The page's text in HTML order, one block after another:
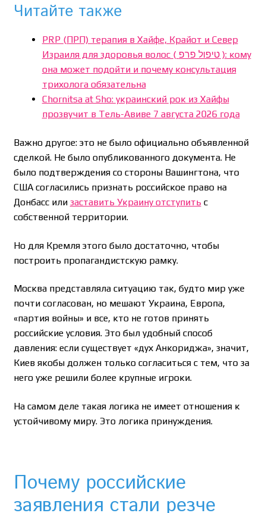
Читайте также
PRP (ПРП) терапия в Хайфе, Крайот и Север
Израиля для здоровья волос ( טיפול פרפ ): кому
она может подойти и почему консультация
трихолога обязательна
Chornitsa at Sho: украинский рок из Хайфы
прозвучит в Тель-Авиве 7 августа 2026 года
Важно другое: это не было официально объявленной
сделкой. Не было опубликованного документа. Не
было подтверждения со стороны Вашингтона, что
США согласились признать российское право на
Донбасс или заставить Украину отступитьс
собственной территории.
Но для Кремля этого было достаточно, чтобы
построить пропагандистскую рамку.
Москва представляла ситуацию так, будто мир уже
почти согласован, но мешают Украина, Европа,
«партия войны» и все, кто не готов принять
российские условия. Это был удобный способ
давления: если существует «дух Анкориджа», значит,
Киев якобы должен только согласиться с тем, что за
него уже решили более крупные игроки.
На самом деле такая логика не имеет отношения к
устойчивому миру. Это логика принуждения.
Почему российские
заявления стали резче